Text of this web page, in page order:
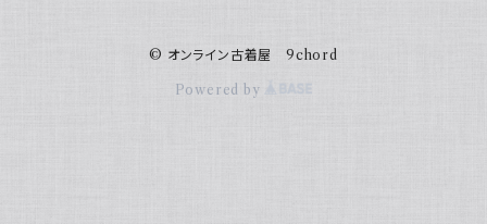
© オンライン古着屋 9chord
Powered by